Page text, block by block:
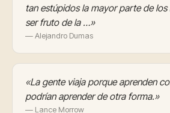
tan estúpidos la mayor parte de
ser fruto de la …»
— Alejandro Dumas
«La gente viaja porque aprenden
podrían aprender de otra forma.»
— Lance Morrow